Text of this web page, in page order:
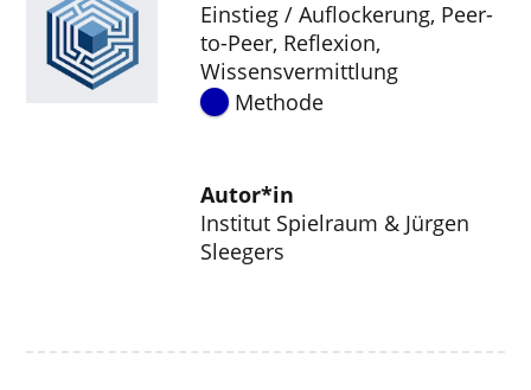
Einstieg / Auflockerung, Peer-
to-Peer, Reflexion,
Wissensvermittlung
Methode
Autor*in
Institut Spielraum & Jürgen
Sleegers